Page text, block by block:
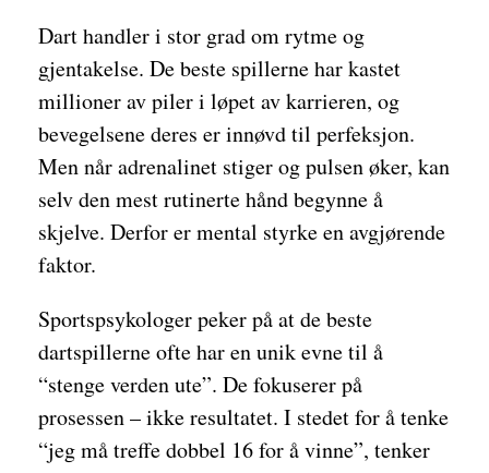
Dart handler i stor grad om rytme og
gjentakelse. De beste spillerne har kastet
millioner av piler i løpet av karrieren, og
bevegelsene deres er innøvd til perfeksjon.
Men når adrenalinet stiger og pulsen øker, kan
selv den mest rutinerte hånd begynne å
skjelve. Derfor er mental styrke en avgjørende
faktor.
Sportspsykologer peker på at de beste
dartspillerne ofte har en unik evne til å
“stenge verden ute”. De fokuserer på
prosessen – ikke resultatet. I stedet for å tenke
“jeg må treffe dobbel 16 for å vinne”, tenker